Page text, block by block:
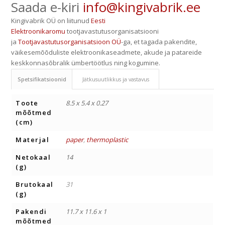
Saada e-kiri info@kingivabrik.ee
Kingivabrik OÜ on liitunudEesti
Elektroonikaromu tootjavastutusorganisatsiooni
jaTootjavastutusorganisatsioon OÜ-ga, et tagada pakendite,
väikesemõõduliste elektroonikaseadmete, akude ja patareide
keskkonnasõbralik ümbertöötlus ning kogumine.
Spetsifikatsioonid Jätkusuutlikkus ja vastavus
Toote
mõõtmed
(cm)
8.5 x 5.4 x 0.27
Materjal paper, thermoplastic
Netokaal
(g)
14
Brutokaal
(g)
31
Pakendi
mõõtmed
11.7 x 11.6 x 1